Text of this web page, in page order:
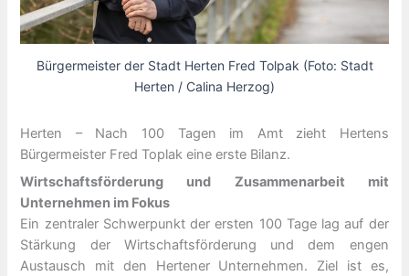
Bürgermeister der Stadt Herten Fred Tolpak (Foto: Stadt
Herten / Calina Herzog)
Herten – Nach 100 Tagen im Amt zieht Hertens
Bürgermeister Fred Toplak eine erste Bilanz.
Wirtschaftsförderung und Zusammenarbeit mit
Unternehmen im Fokus
Ein zentraler Schwerpunkt der ersten 100 Tage lag auf der
Stärkung der Wirtschaftsförderung und dem engen
Austausch mit den Hertener Unternehmen. Ziel ist es,